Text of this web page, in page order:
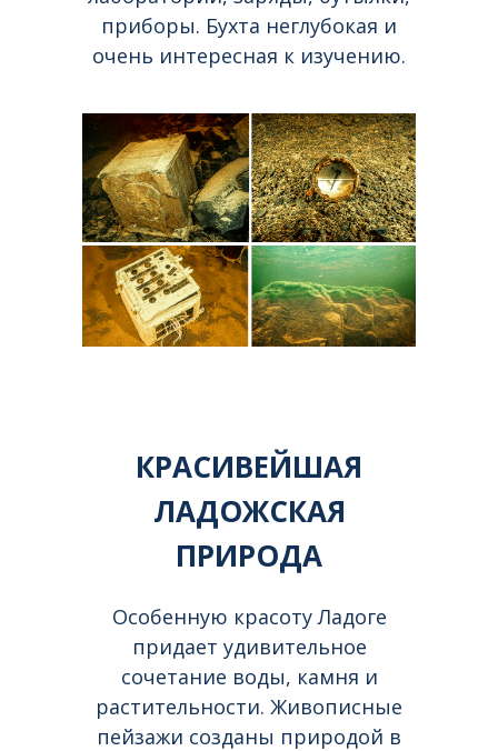
приборы. Бухта неглубокая и
очень интересная к изучению.
Особенную красоту Ладоге
придает удивительное
сочетание воды, камня и
растительности. Живописные
пейзажи созданы природой в
КРАСИВЕЙШАЯ
ЛАДОЖСКАЯ
ПРИРОДА